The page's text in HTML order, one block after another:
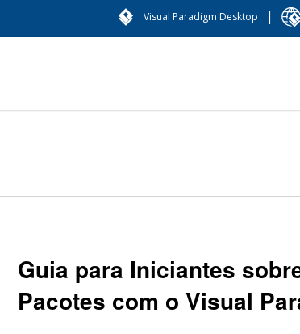
Visual Paradigm Desktop |
Guia para Iniciantes
Pacotes com o Visual